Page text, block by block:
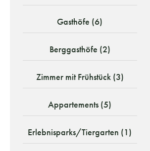
Gasthöfe (6)
Berggasthöfe (2)
Zimmer mit Frühstück (3)
Appartements (5)
Erlebnisparks/Tiergarten (1)